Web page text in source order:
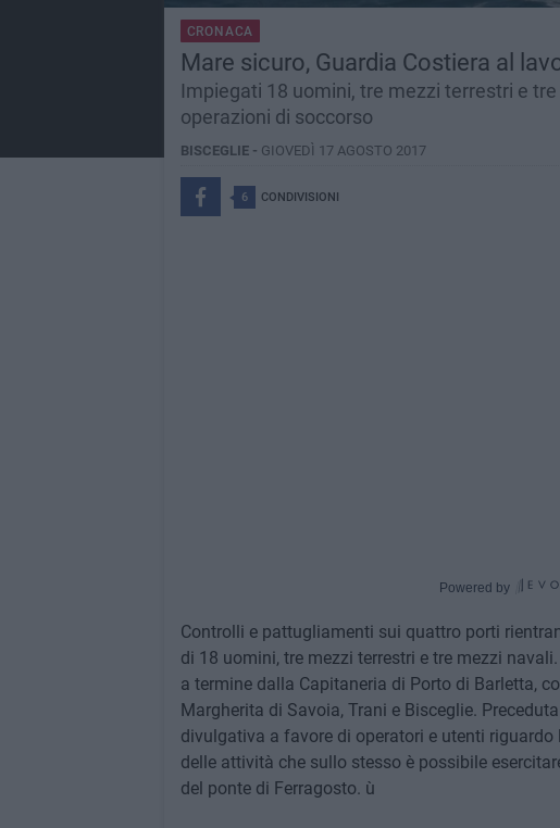
CRONACA
Mare sicuro, Guardia Costiera al
Impiegati 18 uomini, tre mezzi terrestri e
operazioni di soccorso
BISCEGLIE - GIOVEDÌ 17 AGOSTO 2017
6 CONDIVISIONI
Powered by
Controlli e pattugliamenti sui quattro porti
di 18 uomini, tre mezzi terrestri e tre mezzi
a termine dalla Capitaneria di Porto di Barletta,
Margherita di Savoia, Trani e Bisceglie.
divulgativa a favore di operatori e utenti
delle attività che sullo stesso è possibile
del ponte di Ferragosto. ù